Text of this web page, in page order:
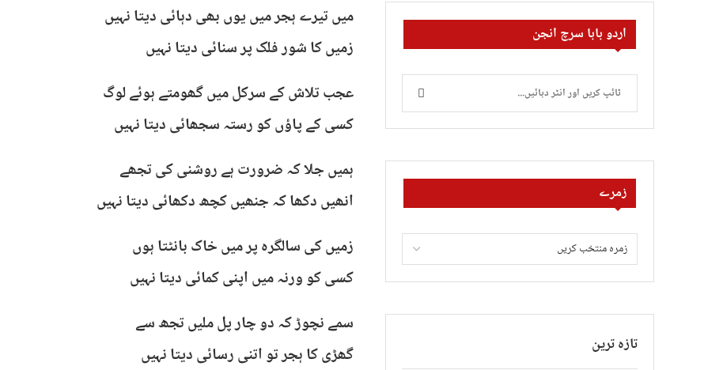
میں تیرے ہجر میں یوں بھی دہائی دیتا نہیں
زمیں کا شور فلک پر سنائی دیتا نہیں
عجب تلاش کے سرکل میں گھومتے ہوئے لوگ
کسی کے پاؤں کو رستہ سجھائی دیتا نہیں
ہمیں جلا کہ ضرورت ہے روشنی کی تجھے
انھیں دکھا کہ جنھیں کچھ دکھائی دیتا نہیں
زمیں کی سالگرہ پر میں خاک بانٹتا ہوں
کسی کو ورنہ میں اپنی کمائی دیتا نہیں
سمے نچوڑ کہ دو چار پل ملیں تجھ سے
گھڑی کا ہجر تو اتنی رسائی دیتا نہیں
اردو بابا سرچ انجن
زمرے
تازہ ترین